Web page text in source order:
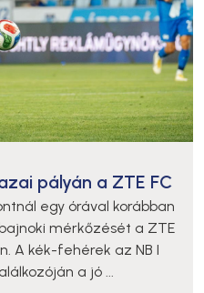
pályán a ZTE FC
egy órával korábban
mérkőzését a ZTE
A kék-fehérek az NB I
a jó ...